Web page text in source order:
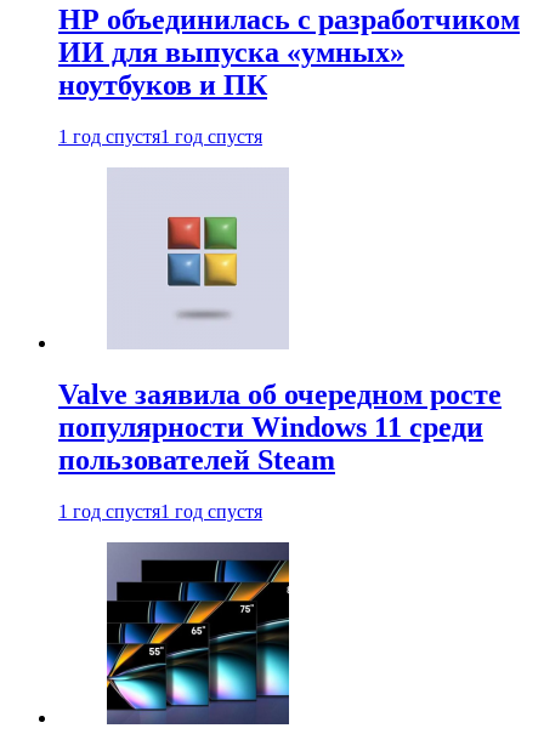
HP объединилась с разработчиком
ИИ для выпуска «умных»
ноутбуков и ПК
1 год спустя1 год спустя
Valve заявила об очередном росте
популярности Windows 11 среди
пользователей Steam
1 год спустя1 год спустя